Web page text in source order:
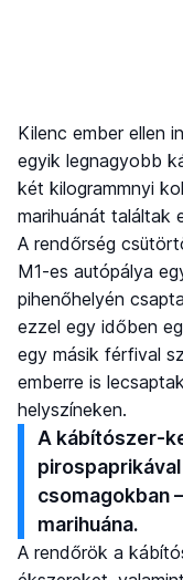
Kilenc ember ellen
egyik legnagyobb
két kilogrammnyi
marihuánát találtak
A rendőrség
M1-es autópálya
pihenőhelyén
ezzel egy időben
egy másik férfival
emberre is
helyszíneken.
A kábítószer-
csomagokban
marihuána.
A rendőrök a